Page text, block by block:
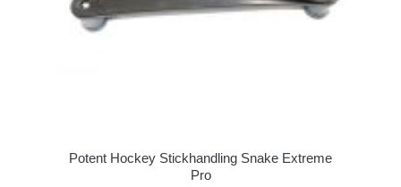
Potent Hockey Stickhandling Snake Extreme
Pro